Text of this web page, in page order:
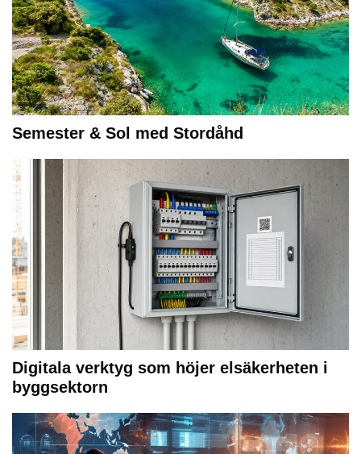
Semester & Sol med Stordåhd
Digitala verktyg som höjer elsäkerheten i
byggsektorn